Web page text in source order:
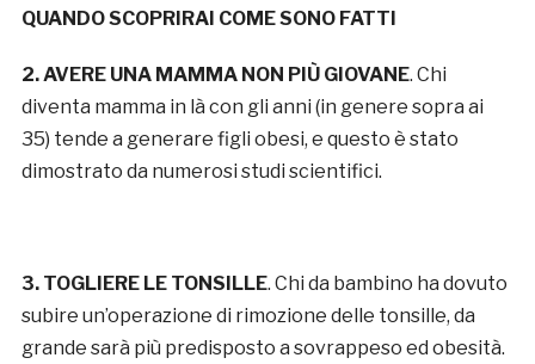
QUANDO SCOPRIRAI COME SONO FATTI
2. AVERE UNA MAMMA NON PIÙ GIOVANE. Chi
diventa mamma in là con gli anni (in genere sopra ai
35) tende a generare figli obesi, e questo è stato
dimostrato da numerosi studi scientifici.
3. TOGLIERE LE TONSILLE. Chi da bambino ha dovuto
subire un’operazione di rimozione delle tonsille, da
grande sarà più predisposto a sovrappeso ed obesità.